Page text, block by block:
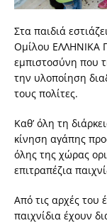
Στα παιδιά
Ομίλου ΕΛΛΗΝΙΚΑ
εμπιστοσύνη που
την υλοποίηση
τους πολίτες.
Καθ’ όλη τη
κίνηση αγάπης
όλης της χώρας
επιτραπέζια
Από τις αρχές του
παιχνίδια έχουν